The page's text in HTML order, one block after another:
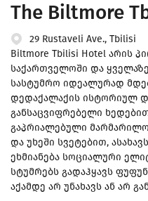
The Biltmore
29 Rustaveli Ave., Tbilisi
Biltmore Tbilisi Hotel არის
საქართველოში და
სასტუმრო იდეალურად
დედაქალაქის ისტორიულ
განსაცვიფრებელი
გაპრიალებული
და უხეში სვეტებით,
ეხმიანება სოციალური
სტუმრებს გადაჰყავს
აქამდე არ უნახავს ან არ